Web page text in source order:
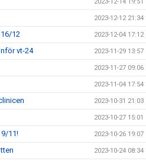
2023-12-12 21:34
12 2023-12-04 17:12
vt-24 2023-11-29 13:57
2023-11-27 09:06
2023-11-04 17:54
2023-10-31 21:03
2023-10-27 15:01
11! 2023-10-26 19:07
2023-10-24 08:34